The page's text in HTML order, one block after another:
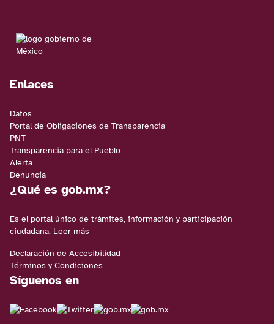
Enlaces
Datos
Portal de Obligaciones de Transparencia
PNT
Transparencia para el Pueblo
Alerta
Denuncia
¿Qué es gob.mx?
Es el portal único de trámites, información y participación
ciudadana. Leer más
Declaración de Accesibilidad
Términos y Condiciones
Síguenos en